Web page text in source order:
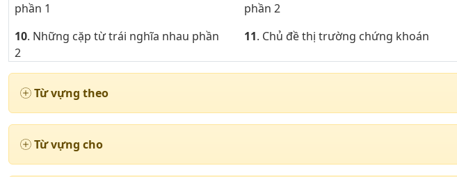
phần 1
phần 2
10. Những cặp từ trái nghĩa nhau phần
2
11. Chủ đề thị trường chứng khoán
phần 2
16. Chủ đề động từ thường dùng phần 1 17. Chủ đề động từ thường dùng phần 2
19. Chủ đề động từ thường dùng phần 4
Từ vựng theo
Từ vựng cho